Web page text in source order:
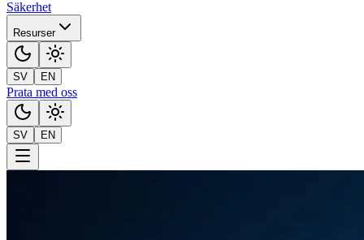
Säkerhet
Resurser
SV EN
Prata med oss
SV EN